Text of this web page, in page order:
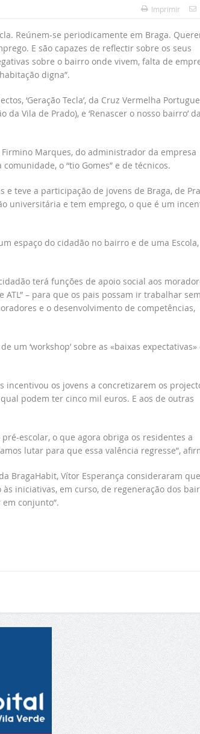
Imprimir
Reúnem-se periodicamente em Braga.
E são capazes de reflectir sobre os seus
sobre o bairro onde vivem, falta de
digna”.
‘Geração Tecla’, da Cruz Vermelha
Vila de Prado), e ‘Renascer o nosso bairro’ da
Marques, do administrador da empresa
o “tio Gomes” e de técnicos.
e teve a participação de jovens de Braga, de
universitária e tem emprego, o que é um
espaço do cidadão no bairro e de uma Escola,
terá funções de apoio social aos
– para que os pais possam ir trabalhar sem
e o desenvolvimento de competências,
um ‘workshop’ sobre as «baixas expectativas»
os jovens a concretizarem os
podem ter cinco mil euros. E aos de outras
escolar, o que agora obriga os residentes a
lutar para que essa valência regresse”,
BragaHabit, Vítor Esperança consideraram
iniciativas, em curso, de regeneração dos
conjunto”.